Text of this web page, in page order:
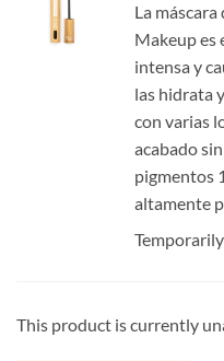
La
Makeup es
intensa y
las hidrata
con varias
acabado
pigmentos
altamente
This product is currently